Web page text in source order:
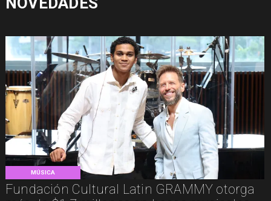
MÚSICA
Fundación Cultural Latin GRAMMY otorga